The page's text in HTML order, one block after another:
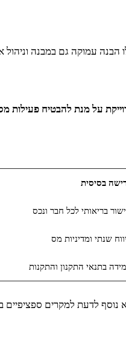
הבנה עמוקה גם במבנה
על מנת להבטיח
בסיסית
בריאותי לכל חבר ונכס
שנתי ומדיניות מס
בתנאי התקנון והתקנות
נוסף לדעת למקרים